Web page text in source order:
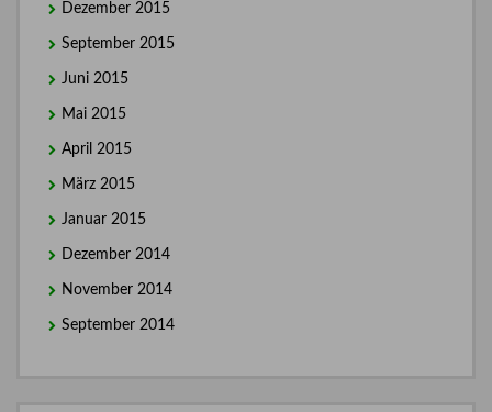
Dezember 2015
September 2015
Juni 2015
Mai 2015
April 2015
März 2015
Januar 2015
Dezember 2014
November 2014
September 2014